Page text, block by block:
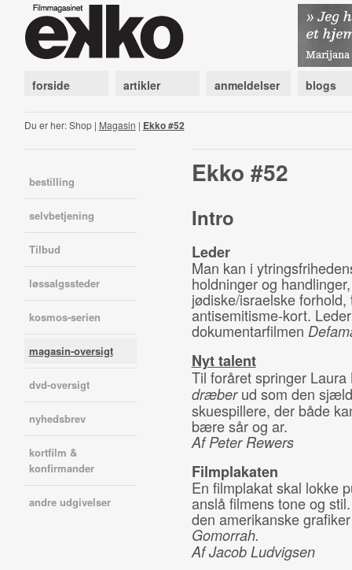
forside artikler anmeldelser blogs
Du er her: Shop | Magasin | Ekko #52
bestilling
selvbetjening
Tilbud
løssalgssteder
kosmos-serien
magasin-oversigt
dvd-oversigt
nyhedsbrev
kortfilm &
konfirmander
andre udgivelser
Ekko #52
Intro
Leder
Man kan i
holdninger og
jødiske/israelske
antisemitisme-kort.
dokumentarfilmen
Nyt talent
Til foråret springer
dræberud som den
skuespillere, der både
bære sår og ar.
Af Peter Rewers
Filmplakaten
En filmplakat skal lokke
anslå filmens tone og
den amerikanske
Gomorrah.
Af Jacob Ludvigsen